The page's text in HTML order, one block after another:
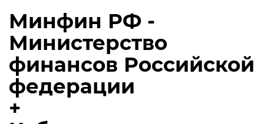
Минфин РФ -
Министерство
финансов Российской
федерации
+